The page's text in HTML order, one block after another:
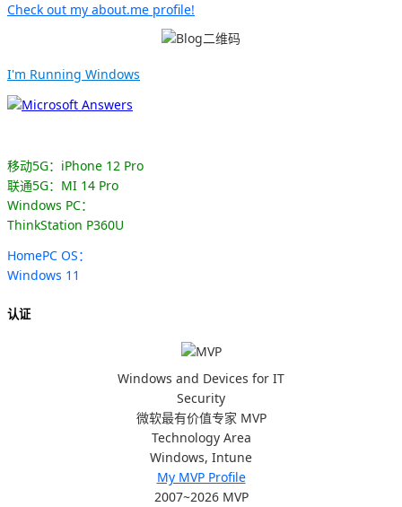
Check out my about.me profile!
I'm Running Windows
移动5G：iPhone 12 Pro
联通5G：MI 14 Pro
Windows PC：
ThinkStation P360U
HomePC OS：
Windows 11
认证
Windows and Devices for IT
Security
微软最有价值专家 MVP
Technology Area
Windows, Intune
My MVP Profile
2007~2026 MVP